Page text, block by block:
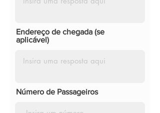
Endereço de chegada (se
aplicável)
Número de Passageiros